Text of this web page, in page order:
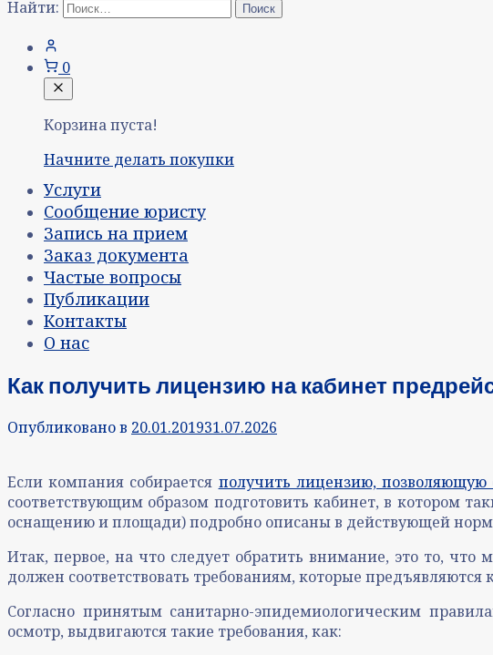
Найти:
0
Корзина пуста!
Начните делать покупки
Услуги
Сообщение юристу
Запись на прием
Заказ документа
Частые вопросы
Публикации
Контакты
О нас
Как получить лицензию на кабинет
Опубликовано в 20.01.201931.07.2026
Если компания собирается получить лицензию, позволяющую
соответствующим образом подготовить кабинет, в котором
оснащению и площади) подробно описаны в действующей
Итак, первое, на что следует обратить внимание, это то,
должен соответствовать требованиям, которые
Согласно принятым санитарно-эпидемиологическим
осмотр, выдвигаются такие требования, как: